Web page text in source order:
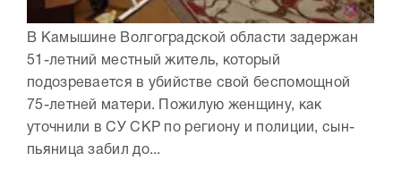
В Камышине Волгоградской области задержан
51-летний местный житель, который
подозревается в убийстве свой беспомощной
75-летней матери. Пожилую женщину, как
уточнили в СУ СКР по региону и полиции, сын-
пьяница забил до...